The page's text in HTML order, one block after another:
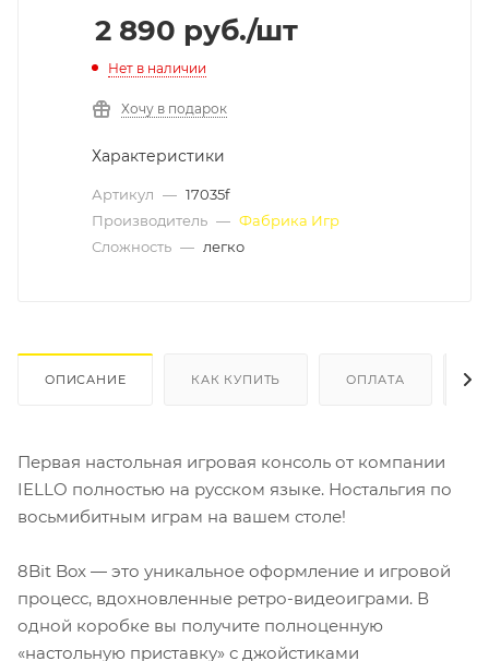
2 890 руб./шт
Нет в наличии
Хочу в подарок
Характеристики
Артикул — 17035f
Производитель — Фабрика Игр
Сложность — легко
ОПИСАНИЕ КАК КУПИТЬ ОПЛАТА
Первая настольная игровая консоль от компании
IELLO полностью на русском языке. Ностальгия по
восьмибитным играм на вашем столе!
8Bit Box — это уникальное оформление и игровой
процесс, вдохновленные ретро-видеоиграми. В
одной коробке вы получите полноценную
«настольную приставку»‎ с джойстиками